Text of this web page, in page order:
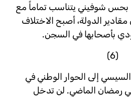
بحس شوفيني يتناسب تماماً مع
الدولة، أصبح الاختلاف
بأصحابها في السجن.
(6)
إلى الحوار الوطني في
في رمضان الماضي. لن تدخل